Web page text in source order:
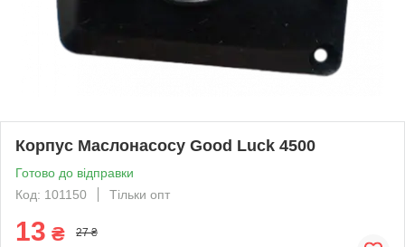
Корпус Маслонасосу Good Luck 4500
Готово до відправки
Код: 101150
Тільки опт
13 ₴ 27 ₴